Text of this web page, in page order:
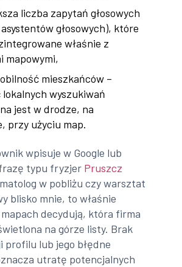
liczba zapytań głosowych
głosowych), które
właśnie z
mapowymi,
mieszkańców –
wyszukiwań
jest w drodze, na
przy użyciu map.
wpisuje w Google lub
typu fryzjer Pruszcz
w pobliżu czy warsztat
blisko mnie, to właśnie
decydują, która firma
na górze listy. Brak
profilu lub jego błędne
utratę potencjalnych